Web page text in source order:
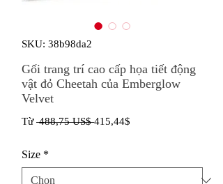
SKU: 38b98da2
Gối trang trí cao cấp họa tiết động
vật đỏ Cheetah của Emberglow
Velvet
Từ 488,75 US$ Giá
415,44$
Size *